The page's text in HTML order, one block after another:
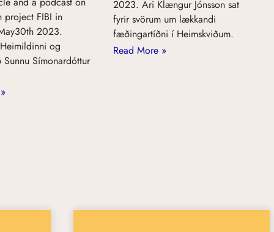
project FIBI in
2023.
og
Símonardóttur
2023. Ari Klængur Jónsson sat
fyrir svörum um lækkandi
fæðingartíðni í Heimskviðum.
Read More »